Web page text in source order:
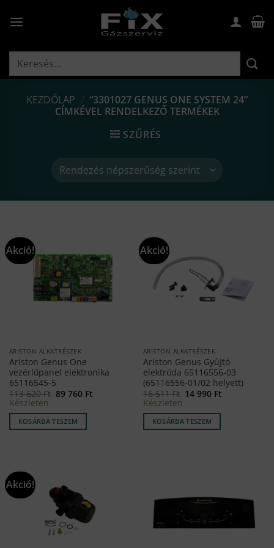
Keresés
KEZDŐLAP / “3301027 GENUS ONE SYSTEM 24”
CÍMKÉVEL RENDELKEZŐ TERMÉKEK
SZŰRÉS
Akció!
ARISTON ALKATRÉSZEK
Ariston Genus One
vezérlőpanel elektronika
65116545-5
113 620Ft Original
113
620 Ft.
89 760 FtCurrent
Készleten
KOSÁRBA TESZEM
Akció!
ARISTON ALKATRÉSZEK
Ariston Genus Gyújtó
elektróda 65116556-03
(65116556-01/02 helyett)
16 511Ft Original
16
511 Ft.
14 990 FtCurrent
Készleten
KOSÁRBA TESZEM
Akció!